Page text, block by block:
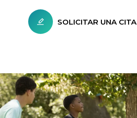
SOLICITAR UNA CITA